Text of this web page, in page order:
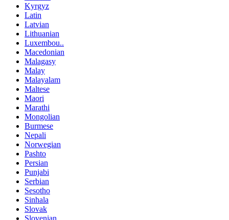
Kyrgyz
Latin
Latvian
Lithuanian
Luxembou..
Macedonian
Malagasy
Malay
Malayalam
Maltese
Maori
Marathi
Mongolian
Burmese
Nepali
Norwegian
Pashto
Persian
Punjabi
Serbian
Sesotho
Sinhala
Slovak